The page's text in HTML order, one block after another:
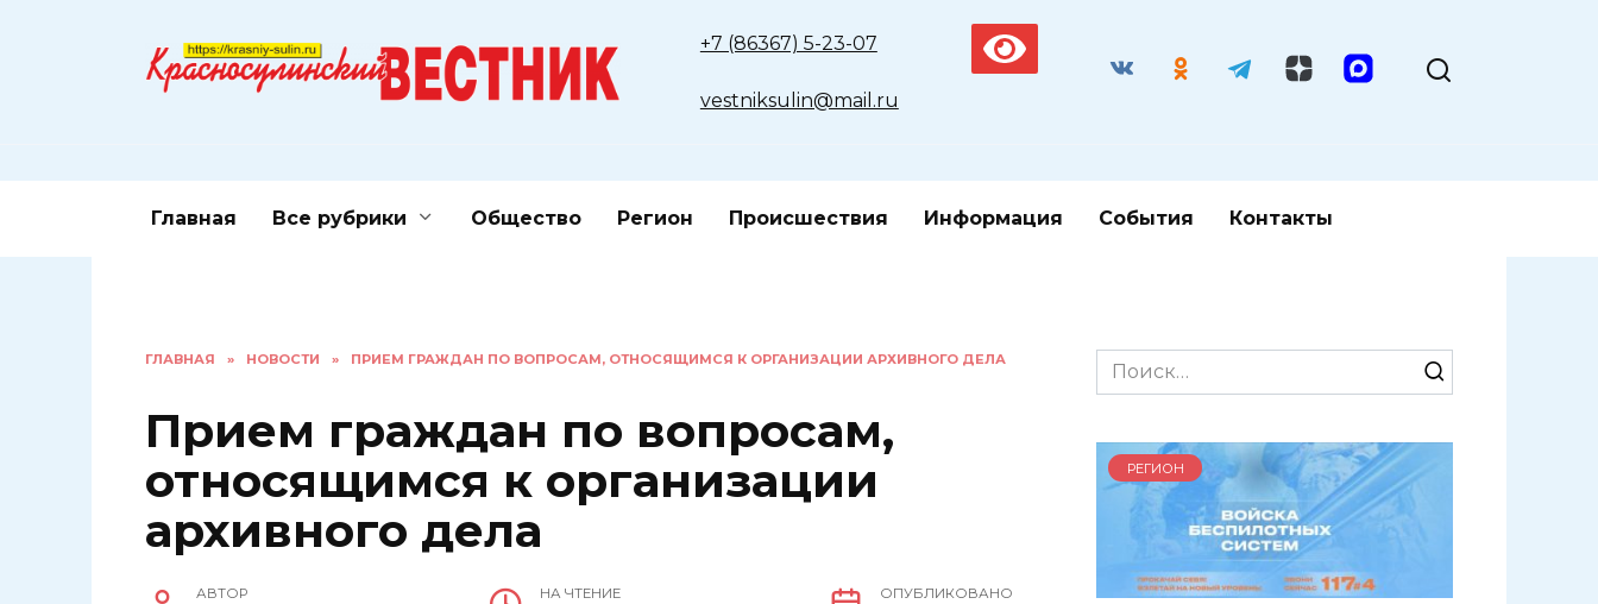
+7 (86367) 5-23-07
vestniksulin@mail.ru
Главная Все рубрики Общество Регион Происшествия Информация События Контакты
ГЛАВНАЯ » НОВОСТИ » ПРИЕМ ГРАЖДАН ПО ВОПРОСАМ, ОТНОСЯЩИМСЯ К ОРГАНИЗАЦИИ АРХИВНОГО ДЕЛА
Прием граждан по вопросам,
относящимся к организации
архивного дела
АВТОР НА ЧТЕНИЕ ОПУБЛИКОВАНО
Search
for:
РЕГИОН